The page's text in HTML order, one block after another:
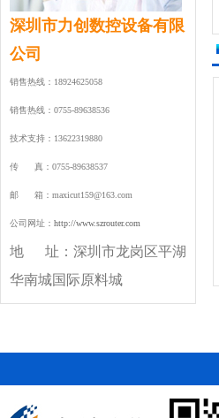
深圳市力创数控设备有限
公司
销售热线：18924625058
销售热线：0755-89638536
技术支持：13622319880
传 真：0755-89638537
邮 箱：maxicut159@163.com
公司网址： http://www.szrouter.com
地 址： 深圳市龙岗区平湖
华南城国际原料城